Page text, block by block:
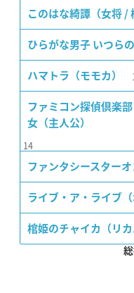
このはな綺譚（女将 /
ひらがな男子 いつら
ハマトラ（モモカ）
ファミコン探偵倶楽
女（主人公）
14
ファンタシースター
ライブ・ア・ライブ（
棺姫のチャイカ（リカ